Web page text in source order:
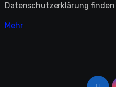
Datenschutzerklärung
Mehr